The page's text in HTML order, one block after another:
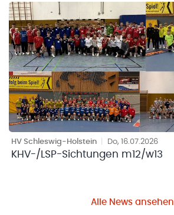
HV Schleswig-Holstein Do, 16.07.2026
KHV-/LSP-Sichtungen m12/w13
Alle News ansehen